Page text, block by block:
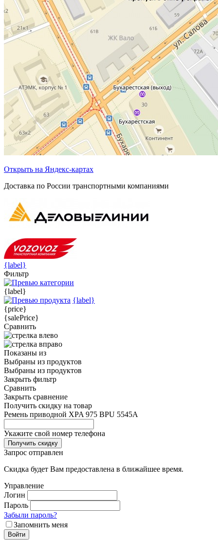
Открыть на Яндекс-картах
Доставка по России транспортными компаниями
{label}
Фильтр
{label}
{label}
{price}
{salePrice}
Сравнить
Показаны из
Выбраны из продуктов
Выбраны из продуктов
Закрыть фильтр
Сравнить
Закрыть сравнение
Получить скидку на товар
Ремень приводной XPA 975 BPU 5545A
Укажите свой номер телефона
Получить скидку
Запрос отправлен
Скидка будет Вам предоставлена в ближайшее время.
Управление
Логин
Пароль
Забыли пароль?
Запомнить меня